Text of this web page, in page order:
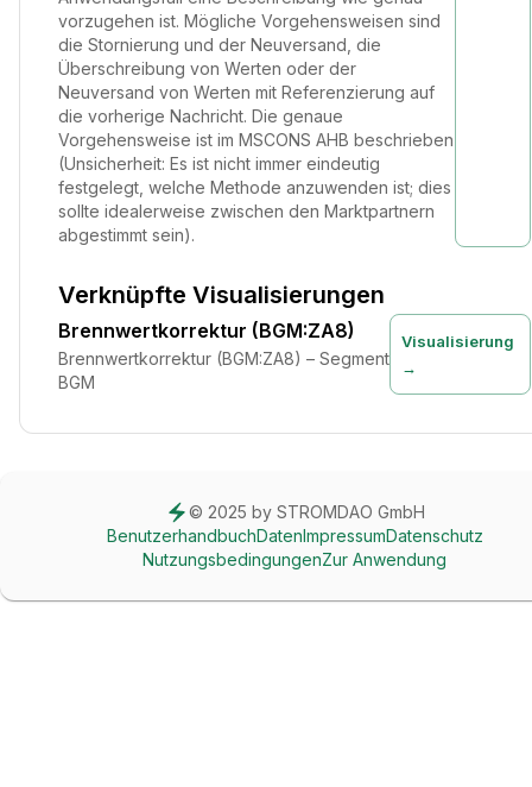
vorzugehen ist. Mögliche Vorgehensweisen sind
die Stornierung und der Neuversand, die
Überschreibung von Werten oder der
Neuversand von Werten mit Referenzierung auf
die vorherige Nachricht. Die genaue
Vorgehensweise ist im MSCONS AHB beschrieben
(Unsicherheit: Es ist nicht immer eindeutig
festgelegt, welche Methode anzuwenden ist; dies
sollte idealerweise zwischen den Marktpartnern
abgestimmt sein).
Verknüpfte Visualisierungen
Brennwertkorrektur (BGM:ZA8)
Brennwertkorrektur (BGM:ZA8) – Segment
BGM
Visualisierung
→
© 2025 by STROMDAO GmbH
BenutzerhandbuchDatenImpressumDatenschutz
NutzungsbedingungenZur Anwendung